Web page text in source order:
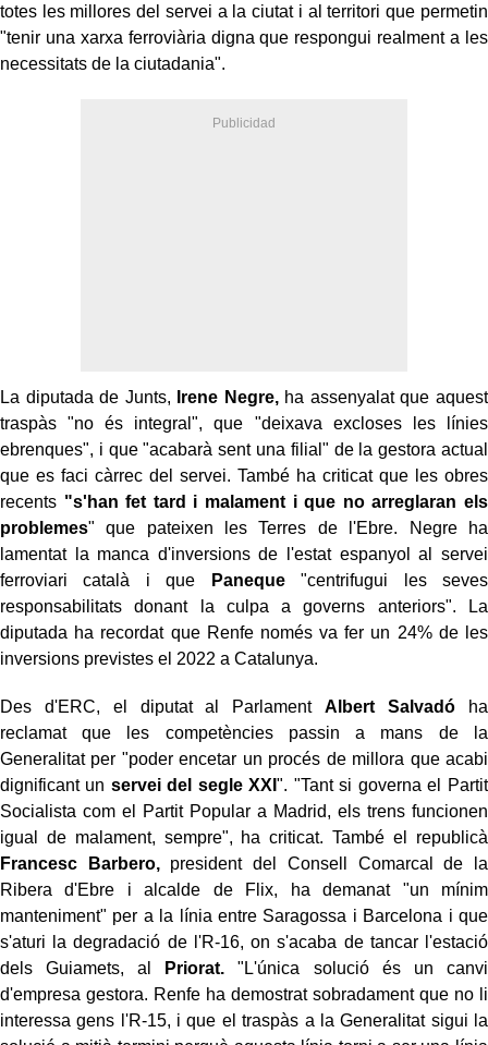
totes les millores del servei a la ciutat i al territori que permetin
"tenir una xarxa ferroviària digna que respongui realment a les
necessitats de la ciutadania".
La diputada de Junts, Irene Negre,ha assenyalat que aquest
traspàs "no és integral", que "deixava excloses les línies
ebrenques", i que "acabarà sent una filial" de la gestora actual
que es faci càrrec del servei. També ha criticat que les obres
recents "s'han fet tard i malament i que no arreglaran els
problemes" que pateixen les Terres de l'Ebre. Negre ha
lamentat la manca d'inversions de l'estat espanyol al servei
ferroviari català i que
Paneque"centrifugui les seves
responsabilitats donant la culpa a governs anteriors". La
diputada ha recordat que Renfe només va fer un 24% de les
inversions previstes el 2022 a Catalunya.
Des d'ERC, el diputat al ParlamentAlbert Salvadó ha
reclamat que les competències passin a mans de la
Generalitat per "poder encetar un procés de millora que acabi
dignificant un servei del segle XXI". "Tant si governa el Partit
Socialista com el Partit Popular a Madrid, els trens funcionen
igual de malament, sempre", ha criticat. També el republicà
Francesc Barbero,president del Consell Comarcal de la
Ribera d'Ebre i alcalde de Flix, ha demanat "un mínim
manteniment" per a la línia entre Saragossa i Barcelona i que
s'aturi la degradació de l'R-16, on s'acaba de tancar l'estació
dels Guiamets, al
Priorat. "L'única solució és un canvi
d'empresa gestora. Renfe ha demostrat sobradament que no li
interessa gens l'R-15, i que el traspàs a la Generalitat sigui la